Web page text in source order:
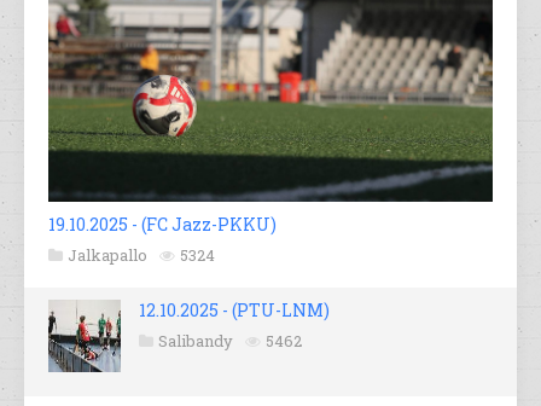
19.10.2025 - (FC Jazz-PKKU)
Jalkapallo 5324
12.10.2025 - (PTU-LNM)
Salibandy 5462